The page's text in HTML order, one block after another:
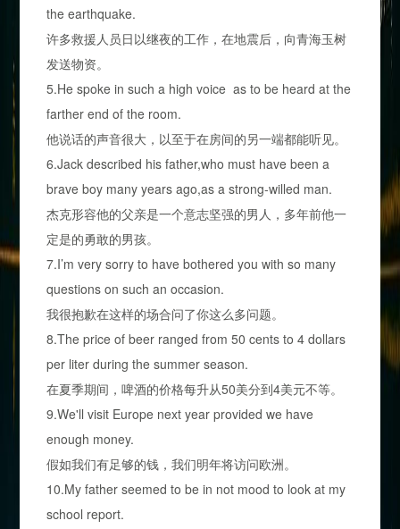
the earthquake.
许多救援人员日以继夜的工作，在地震后，向青海玉树
发送物资。
5.He spoke in such a high voice as to be heard at the
farther end of the room.
他说话的声音很大，以至于在房间的另一端都能听见。
6.Jack described his father,who must have been a
brave boy many years ago,as a strong-willed man.
杰克形容他的父亲是一个意志坚强的男人，多年前他一
定是的勇敢的男孩。
7.I’m very sorry to have bothered you with so many
questions on such an occasion.
我很抱歉在这样的场合问了你这么多问题。
8.The price of beer ranged from 50 cents to 4 dollars
per liter during the summer season.
在夏季期间，啤酒的价格每升从50美分到4美元不等。
9.We'll visit Europe next year provided we have
enough money.
假如我们有足够的钱，我们明年将访问欧洲。
10.My father seemed to be in not mood to look at my
school report.